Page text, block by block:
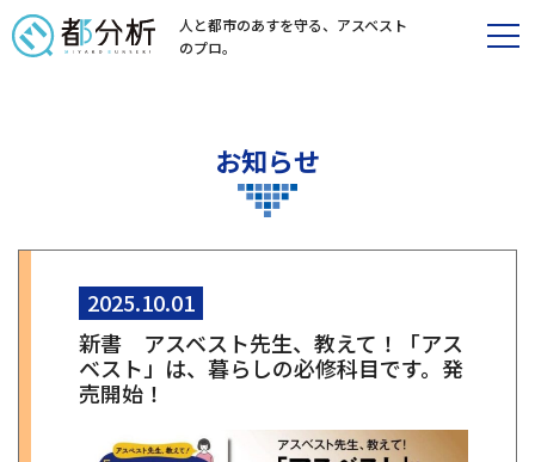
人と都市のあすを守る、 アスベスト
のプロ。
お知らせ
2025.10.01
新書 アスベスト先生、教えて！「アス
ベスト」は、暮らしの必修科目です。発
売開始！